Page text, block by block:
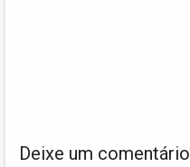
Deixe um comentário